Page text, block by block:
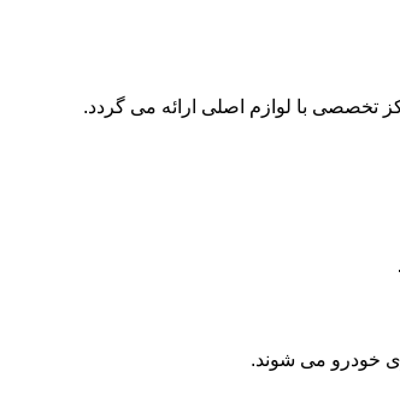
تخصصی با لوازم اصلی ارائه می گردد.
خودرو می شوند.